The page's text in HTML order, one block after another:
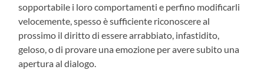
sopportabile i loro comportamenti e perfino modificarli
velocemente, spesso è sufficiente riconoscere al
prossimo il diritto di essere arrabbiato, infastidito,
geloso, o di provare una emozione per avere subito una
apertura al dialogo.